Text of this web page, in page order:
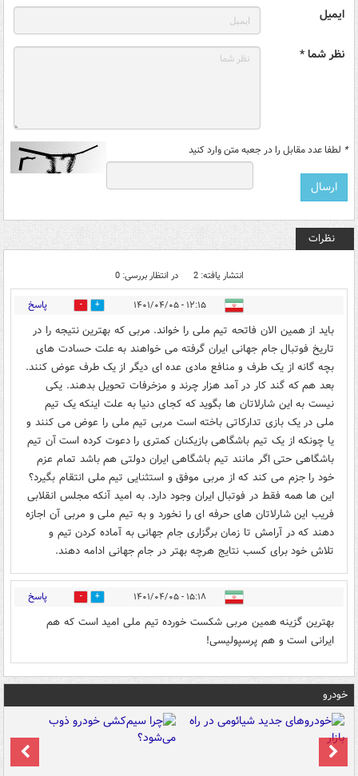
ایمیل
نظر شما *
* لطفا عدد مقابل را در جعبه متن وارد کنید
نظرات
انتشار یافته: 2 در انتظار بررسی: 0
۱۲:۱۵ - ۱۴۰۱/۰۴/۰۵ 1 پاسخ
باید از همین الان فاتحه تیم ملی را خواند. مربی که بهترین نتیجه را در
تاریخ فوتبال جام جهانی ایران گرفته می خواهند به علت حسادت های
بچه گانه از یک طرف و منافع مادی عده ای دیگر از یک طرف عوض کنند.
بعد هم که گند کار در آمد هزار چرند و مزخرفات تحویل بدهند. یکی
نیست به این شارلاتان ها بگوید که کجای دنیا به علت اینکه یک تیم
ملی در یک بازی تدارکاتی باخته است مربی تیم ملی را عوض می کنند و
یا چونکه از یک تیم باشگاهی بازیکنان کمتری را دعوت کرده است آن تیم
باشگاهی حتی اگر مانند تیم باشگاهی ایران دولتی هم باشد تمام عزم
خود را جزم می کند که از مربی موفق و استثنایی تیم ملی انتقام بگیرد؟
این ها همه فقط در فوتبال ایران وجود دارد. به امید آنکه مجلس انقلابی
فریب این شارلاتان های حرفه ای را نخورد و به تیم ملی و مربی آن اجازه
دهند که در آرامش تا زمان برگزاری جام جهانی به آماده کردن تیم و
تلاش خود برای کسب نتایج هرچه بهتر در جام جهانی ادامه دهند.
۱۵:۱۸ - ۱۴۰۱/۰۴/۰۵ 1 پاسخ
بهترین گزینه همین مربی شکست خورده تیم ملی امید است که هم
ایرانی است و هم پرسپولیسی!
خودرو